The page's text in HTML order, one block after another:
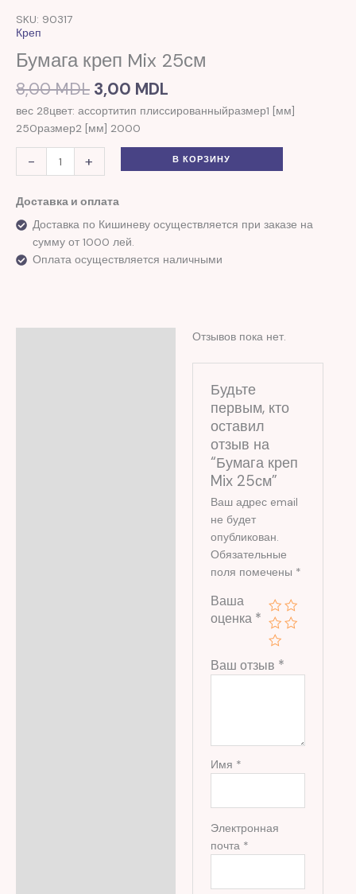
SKU: 90317
Креп
Бумага креп Mix 25см
8,00MDL 3,00 MDL
вес 28цвет: ассортитип плиссированныйразмер1 [мм]
250размер2 [мм] 2000
-
Бумага
креп
Mix
+ В КОРЗИНУ
Доставка и оплата
Доставка по Кишиневу осуществляется при заказе на
сумму от 1000 лей.
Оплата осуществляется наличными
Отзывов пока нет.
Будьте
первым, кто
оставил
отзыв на
“Бумага креп
Mix 25см”
Ваш адрес email
не будет
опубликован.
Обязательные
поля помечены *
Ваша
оценка *
Ваш отзыв *
Имя *
Электронная
почта *